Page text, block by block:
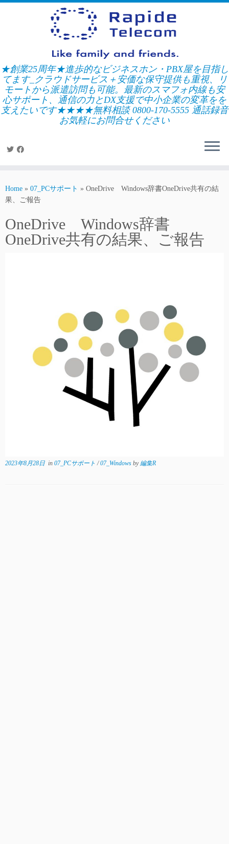
Skip
★創業25周年★進歩的なビジネスホン・PBX屋を目指し
てます_クラウドサービス＋安価な保守提供も重視、リ
モートから派遣訪問も可能。最新のスマフォ内線も安
心サポート、通信の力とDX支援で中小企業の変革をを
支えたいです★★★★無料相談 0800-170-5555 通話録音
お気軽にお問合せください
Home » 07_PCサポート » OneDrive Windows辞書OneDrive共有の結
果、ご報告
OneDrive Windows辞書
OneDrive共有の結果、ご報告
2023年8月28日 in 07_PCサポート/07_Windows by編集R